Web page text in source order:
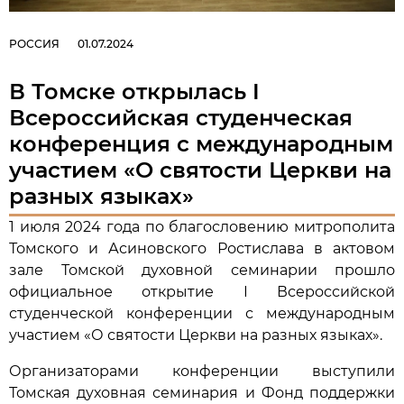
РОССИЯ 01.07.2024
В Томске открылась I
Всероссийская студенческая
конференция с международным
участием «О святости Церкви на
разных языках»
1 июля 2024 года по благословению митрополита
Томского и Асиновского Ростислава в актовом
зале Томской духовной семинарии прошло
официальное открытие I Всероссийской
студенческой конференции с международным
участием «О святости Церкви на разных языках».
Организаторами конференции выступили
Томская духовная семинария и Фонд поддержки